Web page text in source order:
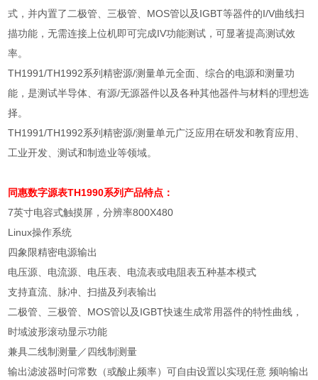
式，并内置了二极管、三极管、 MOS管以及IGBT等器件的I/V曲线扫
描功能，无需连接上位机即可完成IV功能测试，可显著提高测试效
率。
TH1991/TH1992系列精密源/测量单元全面、综合的电源和测量功
能，是测试半导体、有源/无源器件以及各种其他器件与材料的理想选
择。
TH1991/TH1992系列精密源/测量单元广泛应用在研发和教育应用、
工业开发、测试和制造业等领域。
同惠数字源表TH1990系列产品特点：
7英寸电容式触摸屏，分辨率800X480
Linux操作系统
四象限精密电源输出
电压源、电流源、电压表、电流表或电阻表五种基本模式
支持直流、脉冲、扫描及列表输出
二极管、三极管、 MOS管以及IGBT快速生成常用器件的特性曲线，
时域波形滚动显示功能
兼具二线制测量／四线制测量
输出滤波器时问常数（或酸止频率）可自由设置以实现任意 频响输出